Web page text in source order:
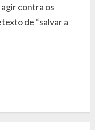
contra os
de “salvar a